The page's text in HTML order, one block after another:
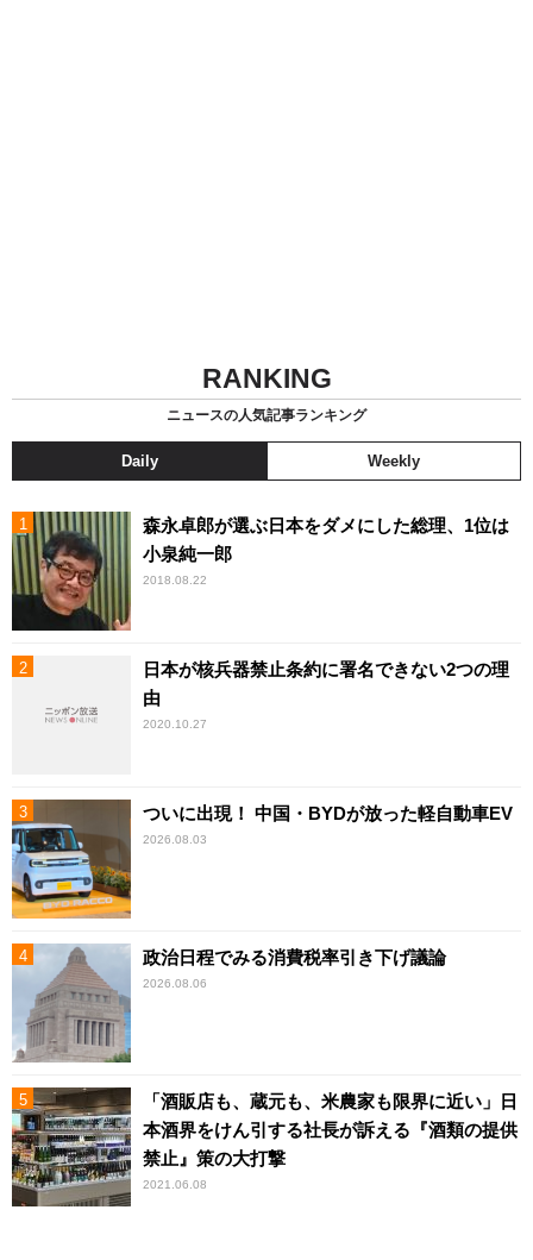
RANKING
ニュースの人気記事ランキング
Daily Weekly
森永卓郎が選ぶ日本をダメにした総理、1位は
小泉純一郎
2018.08.22
日本が核兵器禁止条約に署名できない2つの理
由
2020.10.27
ついに出現！ 中国・BYDが放った軽自動車EV
2026.08.03
政治日程でみる消費税率引き下げ議論
2026.08.06
「酒販店も、蔵元も、米農家も限界に近い」日
本酒界をけん引する社長が訴える『酒類の提供
禁止』策の大打撃
2021.06.08